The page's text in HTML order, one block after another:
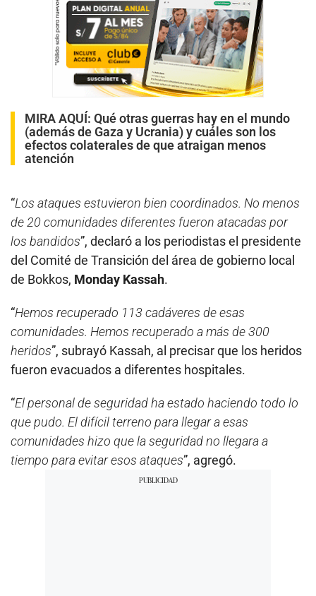
MIRA AQUÍ: Qué otras guerras hay en el mundo
(además de Gaza y Ucrania) y cuáles son los
efectos colaterales de que atraigan menos
atención
“Los ataques estuvieron bien coordinados. No menos
de 20 comunidades diferentes fueron atacadas por
los bandidos”, declaró a los periodistas el presidente
del Comité de Transición del área de gobierno local
de Bokkos, Monday Kassah.
“Hemos recuperado 113 cadáveres de esas
comunidades. Hemos recuperado a más de 300
heridos”, subrayó Kassah, al precisar que los heridos
fueron evacuados a diferentes hospitales.
“El personal de seguridad ha estado haciendo todo lo
que pudo. El difícil terreno para llegar a esas
comunidades hizo que la seguridad no llegara a
tiempo para evitar esos ataques”, agregó.